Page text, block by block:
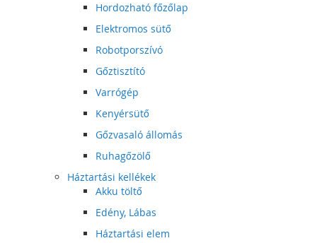
Hordozható főzőlap
Elektromos sütő
Robotporszívó
Gőztisztító
Varrógép
Kenyérsütő
Gőzvasaló állomás
Ruhagőzölő
Háztartási kellékek
Akku töltő
Edény, Lábas
Háztartási elem